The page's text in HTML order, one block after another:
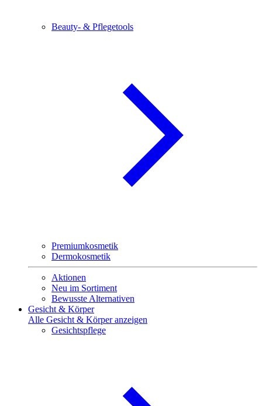
Beauty- & Pflegetools
Premiumkosmetik
Dermokosmetik
Aktionen
Neu im Sortiment
Bewusste Alternativen
Gesicht & Körper
Alle Gesicht & Körper anzeigen
Gesichtspflege